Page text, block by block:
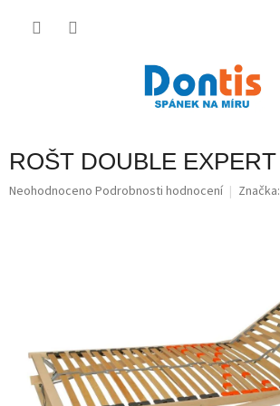
ROŠT DOUBLE EXPERT
Průměrné
Neohodnoceno Podrobnosti hodnocení Značka: